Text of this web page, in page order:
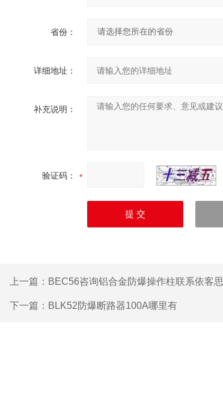
省份：
详细地址：
补充说明：
验证码：
上一篇： BEC56咨询铝合金防爆操作柱联系依客思
下一篇： BLK52防爆断路器100A哪里有